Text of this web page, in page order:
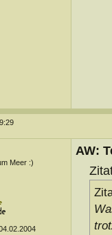
Meer :)
AW: